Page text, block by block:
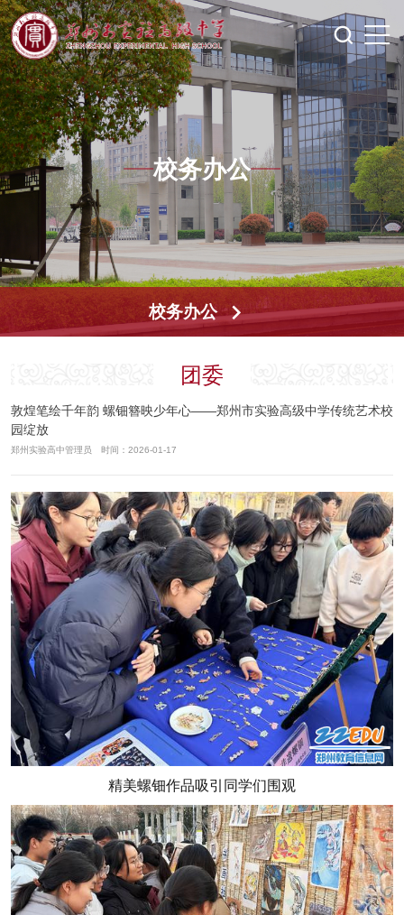
校务办公
校务办公
团委
敦煌笔绘千年韵 螺钿簪映少年心——郑州市实验高级中学传统艺术校
园绽放
郑州实验高中管理员 时间：2026-01-17
精美螺钿作品吸引同学们围观